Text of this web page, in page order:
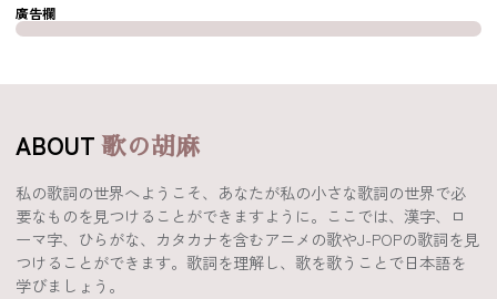
廣告欄
ABOUT歌の胡麻
私の歌詞の世界へようこそ、あなたが私の小さな歌詞の世界で必
要なものを見つけることができますように。ここでは、漢字、ロ
ーマ字、ひらがな、カタカナを含むアニメの歌やJ-POPの歌詞を見
つけることができます。歌詞を理解し、歌を歌うことで日本語を
学びましょう。